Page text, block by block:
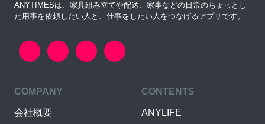
ANYTIMESは、家具組み立てや配送、家事などの日常のちょっとし
た用事を依頼したい人と、仕事をしたい人をつなげるアプリです。
COMPANY
会社概要
CONTENTS
ANYLIFE